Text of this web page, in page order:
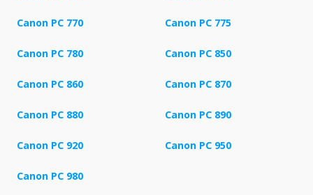
Canon PC 770 Canon PC 775
Canon PC 780 Canon PC 850
Canon PC 860 Canon PC 870
Canon PC 880 Canon PC 890
Canon PC 920 Canon PC 950
Canon PC 980